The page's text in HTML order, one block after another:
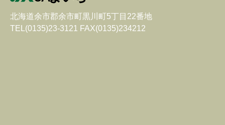
北海道余市郡余市町黒川町5丁目22番地
TEL(0135)23-3121 FAX(0135)234212